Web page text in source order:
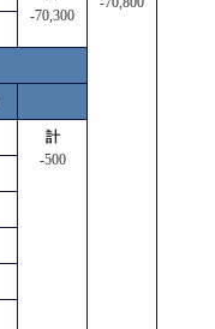
-70,300
計
-500